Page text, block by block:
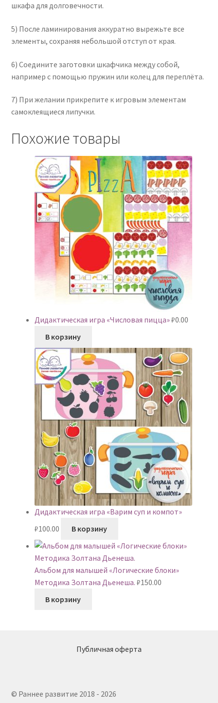
шкафа для долговечности.
5) После ламинирования аккуратно вырежьте все
элементы, сохраняя небольшой отступ от края.
6) Соедините заготовки шкафчика между собой,
например с помощью пружин или колец для переплёта.
7) При желании прикрепите к игровым элементам
самоклеящиеся липучки.
Похожие товары
Дидактическая игра «Числовая пицца»₽0.00
В корзину
Дидактическая игра «Варим суп и компот»
₽100.00 В корзину
Альбом для малышей «Логические блоки»
Методика Золтана Дьенеша. ₽150.00
В корзину
Публичная оферта
© Раннее развитие 2018 - 2026